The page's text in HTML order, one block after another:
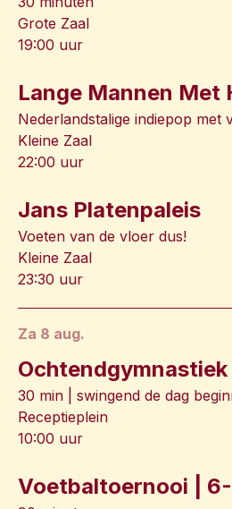
Grote Zaal
19:00 uur
Lange Mannen Met
Nederlandstalige indiepop met
Kleine Zaal
22:00 uur
Jans Platenpaleis
Voeten van de vloer dus!
Kleine Zaal
23:30 uur
za 8 aug.
30 min | swingend de dag
Receptieplein
10:00 uur
Voetbaltoernooi |